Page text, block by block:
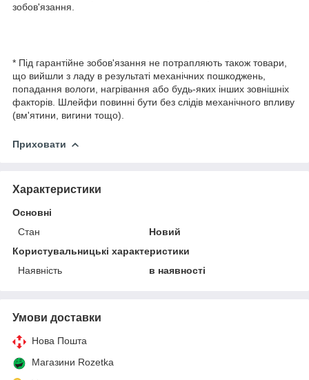
зобов'язання.
* Під гарантійне зобов'язання не потрапляють також товари,
що вийшли з ладу в результаті механічних пошкоджень,
попадання вологи, нагрівання або будь-яких інших зовнішніх
факторів. Шлейфи повинні бути без слідів механічного впливу
(вм'ятини, вигини тощо).
Приховати
Характеристики
Основні
Стан
Новий
Користувальницькі характеристики
Наявність
в наявності
Умови доставки
Нова Пошта
Магазини Rozetka